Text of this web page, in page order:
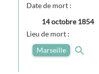
Date de mort :
14 octobre 1854
Lieu de mort :
Marseille